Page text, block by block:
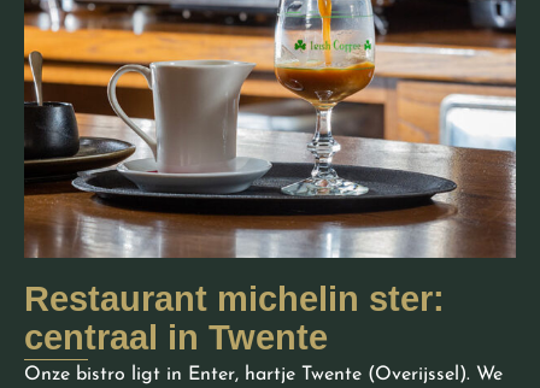
Restaurant michelin ster:
centraal in Twente
Onze bistro ligt in Enter, hartje Twente (Overijssel). We